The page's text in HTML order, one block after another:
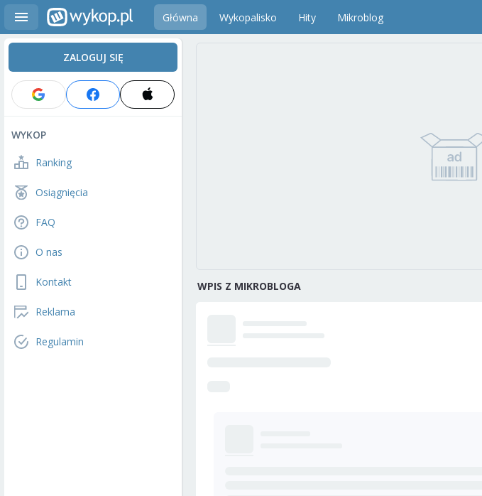
Główna Wykopalisko Hity Mikroblog
ZALOGUJ SIĘ
WYKOP
Ranking
Osiągnięcia
FAQ
O nas
Kontakt
Reklama
Regulamin
WPIS Z MIKROBLOGA